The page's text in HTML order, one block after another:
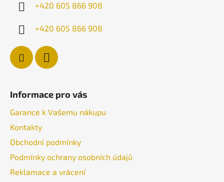
+420 605 866 908
+420 605 866 908
Informace pro vás
Garance k Vašemu nákupu
Kontakty
Obchodní podmínky
Podmínky ochrany osobních údajů
Reklamace a vrácení